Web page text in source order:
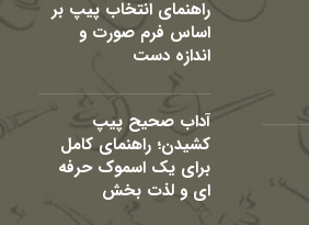
راهنمای انتخاب پیپ بر
اساس فرم صورت و
اندازه دست
آداب صحیح پیپ
کشیدن؛ راهنمای کامل
برای یک اسموک حرفه
ای و لذت بخش